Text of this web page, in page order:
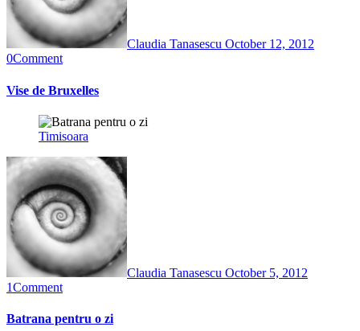
Claudia Tanasescu October 12, 2012
0Comment
Vise de Bruxelles
Timisoara
Claudia Tanasescu October 5, 2012
1Comment
Batrana pentru o zi